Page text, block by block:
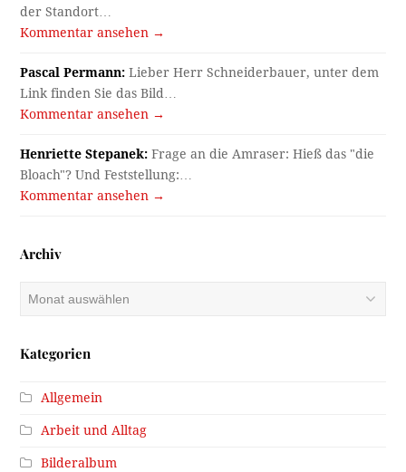
der Standort…
Kommentar ansehen →
Pascal Permann: Lieber Herr Schneiderbauer, unter dem
Link finden Sie das Bild…
Kommentar ansehen →
Henriette Stepanek: Frage an die Amraser: Hieß das "die
Bloach"? Und Feststellung:…
Kommentar ansehen →
Archiv
Kategorien
Allgemein
Arbeit und Alltag
Bilderalbum